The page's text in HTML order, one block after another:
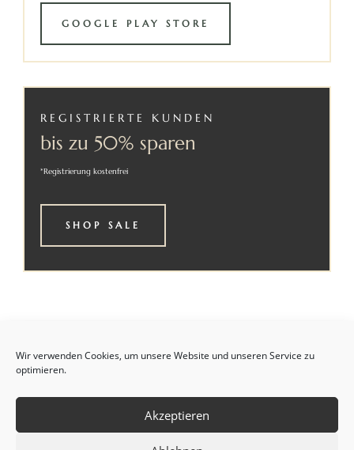
Wir verwenden Cookies, um unsere Website und unseren Service zu
optimieren.
Akzeptieren
GOOGLE PLAY STORE
REGISTRIERTE KUNDEN
bis zu 50% sparen
*Registrierung kostenfrei
SHOP SALE
Webseite erstellt von Merinodesign